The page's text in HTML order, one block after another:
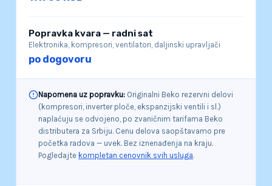
Popravka kvara — radni sat
Elektronika, kompresori, ventilatori, daljinski upravljači
po dogovoru
Napomena uz popravku: Originalni Beko rezervni delovi
(kompresori, inverter ploče, ekspanzijski ventili i sl.)
naplaćuju se odvojeno, po zvaničnim tarifama Beko
distributera za Srbiju. Cenu delova saopštavamo pre
početka radova — uvek. Bez iznenađenja na kraju.
Pogledajte kompletan cenovnik svih usluga.